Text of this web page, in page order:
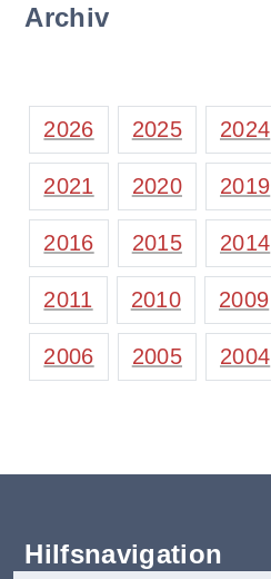
Archiv
2026 2025 2024
2021 2020 2019
2016 2015 2014
2011 2010 2009
2006 2005 2004
Hilfsnavigation